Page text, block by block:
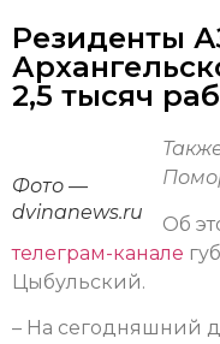
Резиденты
2,5 тысяч
Фото —
dvinanews.ru
Об
телеграм-канале
Цыбульский.
– На сегодняшний